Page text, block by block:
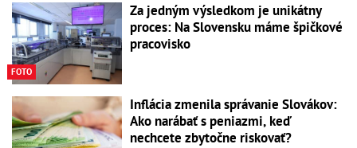
FOTO
Za jedným výsledkom je unikátny
proces: Na Slovensku máme špičkové
pracovisko
Inflácia zmenila správanie Slovákov:
Ako narábať s peniazmi, keď
nechcete zbytočne riskovať?